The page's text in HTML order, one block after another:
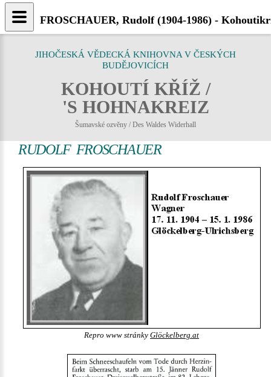
JIHOČESKÁ VĚDECKÁ KNIHOVNA V ČESKÝCH
BUDĚJOVICÍCH
KOHOUTÍ KŘÍŽ /
'S HOHNAKREIZ
Šumavské ozvěny / Des Waldes Widerhall
RUDOLF FROSCHAUER
Repro www stránky Glöckelberg.at
FROSCHAUER, Rudolf (1904-1986) -